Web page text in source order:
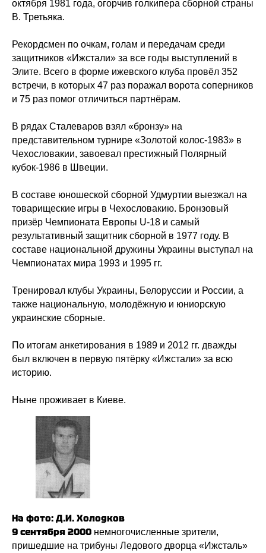
октября 1981 года, огорчив голкипера сборной страны
В. Третьяка.
Рекордсмен по очкам, голам и передачам среди
защитников «Ижстали» за все годы выступлений в
Элите. Всего в форме ижевского клуба провёл 352
встречи, в которых 47 раз поражал ворота соперников
и 75 раз помог отличиться партнёрам.
В рядах Сталеваров взял «бронзу» на
представительном турнире «Золотой колос-1983» в
Чехословакии, завоевал престижный Полярный
кубок-1986 в Швеции.
В составе юношеской сборной Удмуртии выезжал на
товарищеские игры в Чехословакию. Бронзовый
призёр Чемпионата Европы U-18 и самый
результативный защитник сборной в 1977 году. В
составе национальной дружины Украины выступал на
Чемпионатах мира 1993 и 1995 гг.
Тренировал клубы Украины, Белоруссии и России, а
также национальную, молодёжную и юниорскую
украинские сборные.
По итогам анкетирования в 1989 и 2012 гг. дважды
был включен в первую пятёрку «Ижстали» за всю
историю.
Ныне проживает в Киеве.
На фото: Д.И. Холодков
9 сентября 2000 немногочисленные зрители,
пришедшие на трибуны Ледового дворца «Ижсталь»
ХК«Ижсталь»
Состав команды
Тренерский штаб
НМХК«Прогресс»
Турнирная таблица
Календарь МХЛ
Состав команды
Спортивная школа
по хоккею
Сайт
ВХЛ
КХЛ
НХЛ
Всё о хоккее
Медиа
Фан-зона
Акции для
болельщиков
Согласие на обработку персональных данных
Публичная оферта
Правила возврата и обмена товара
ООО «ХК «Ижсталь»
ОГРН 1261800004751, ИНН 1800050073
izhstal@mail.ru